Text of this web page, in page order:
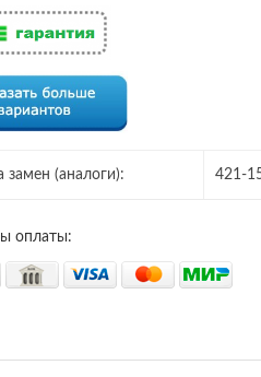
замен (аналоги): 421-
оплаты: